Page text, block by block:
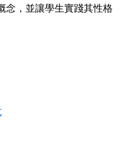
念，並讓學生實踐其性格